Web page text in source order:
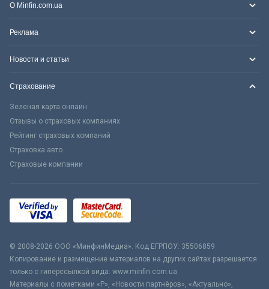
О Minfin.com.ua
Реклама
Новости и статьи
Страхование
Зеленая карта онлайн
Отзывы о страховых компаниях
Рейтинг страховых компаний
Страховка авто
Страховые компании
© 2008-2026 ООО «МинфинМедиа». Код ЕГРПОУ: 35506859
Копирование и размещение материалов на других сайтах разрешается
только с гиперссылкой вида: www.minfin.com.ua
Материалы с пометками «Р», «Новости партнёров», «Актуально»,